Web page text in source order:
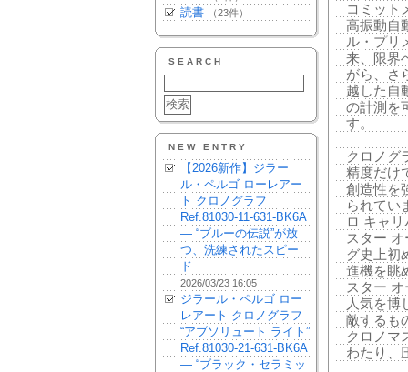
コミット
高振動自
ル・プリ
来、限界
がら、さ
越した自
の計測を
す。
クロノグ
精度だけ
創造性を
られてい
ロ キャ
スター
グ史上初
進機を眺
スター
人気を博
敵するも
クロノマ
わたり、
読書 （23件）
SEARCH
NEW ENTRY
【2026新作】ジラー
ル・ペルゴ ローレアー
ト クロノグラフ
Ref.81030-11-631-BK6A
— “ブルーの伝説”が放
つ、洗練されたスピー
ド
2026/03/23 16:05
ジラール・ペルゴ ロー
レアート クロノグラフ
“アブソリュート ライト”
Ref.81030-21-631-BK6A
— “ブラック・セラミッ